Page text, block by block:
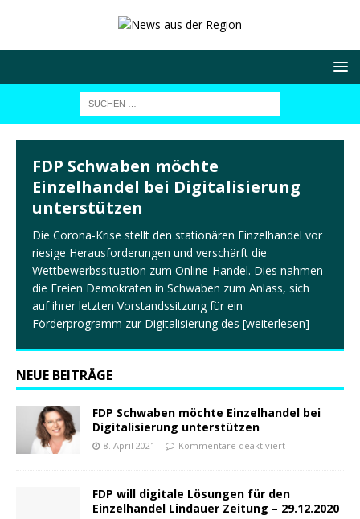
FDP Schwaben möchte
Einzelhandel bei Digitalisierung
unterstützen
Die Corona-Krise stellt den stationären Einzelhandel vor
riesige Herausforderungen und verschärft die
Wettbewerbssituation zum Online-Handel. Dies nahmen
die Freien Demokraten in Schwaben zum Anlass, sich
auf ihrer letzten Vorstandssitzung für ein
Förderprogramm zur Digitalisierung des [weiterlesen]
NEUE BEITRÄGE
FDP Schwaben möchte Einzelhandel bei
Digitalisierung unterstützen
8. April 2021 Kommentare deaktiviert
FDP will digitale Lösungen für den
Einzelhandel Lindauer Zeitung – 29.12.2020